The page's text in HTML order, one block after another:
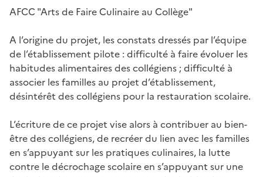
AFCC "Arts de Faire Culinaire au Collège"
A l’origine du projet, les constats dressés par l’équipe
de l’établissement pilote : difficulté à faire évoluer les
habitudes alimentaires des collégiens ; difficulté à
associer les familles au projet d’établissement,
désintérêt des collégiens pour la restauration scolaire.
L’écriture de ce projet vise alors à contribuer au bien-
être des collégiens, de recréer du lien avec les familles
en s’appuyant sur les pratiques culinaires, la lutte
contre le décrochage scolaire en s’appuyant sur une